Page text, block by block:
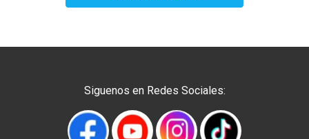
Siguenos en Redes Sociales: